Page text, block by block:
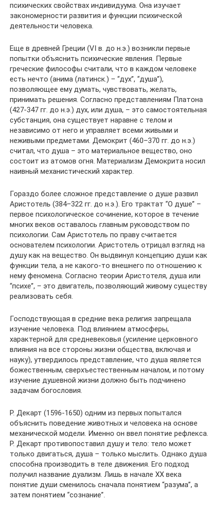
психических свойствах индивидуума. Она изучает
закономерности развития и функции психической
деятельности человека.
Еще в древней Греции (VI в. до н.э.) возникли первые
попытки объяснить психические явления. Первые
греческие философы считали, что в каждом человеке
есть нечто (анима (латинск.) – “дух”, “душа”),
позволяющее ему думать, чувствовать, желать,
принимать решения. Согласно представлениям Платона
(427-347 гг. до н.э.) дух, или душа, – это самостоятельная
субстанция, она существует наравне с телом и
независимо от него и управляет всеми живыми и
неживыми предметами. Демокрит (460–370 гг. до н.э.)
считал, что душа – это материальное вещество, оно
состоит из атомов огня. Материализм Демокрита носил
наивный механистический характер.
Гораздо более сложное представление о душе развил
Аристотель (384–322 гг. до н.э.). Его трактат “О душе” –
первое психологическое сочинение, которое в течение
многих веков оставалось главным руководством по
психологии. Сам Аристотель по праву считается
основателем психологии. Аристотель отрицал взгляд на
душу как на вещество. Он выдвинул концепцию души как
функции тела, а не какого-то внешнего по отношению к
нему феномена. Согласно теории Аристотеля, душа или
“психе”, – это двигатель, позволяющий живому существу
реализовать себя.
Господствующая в средние века религия запрещала
изучение человека. Под влиянием атмосферы,
характерной для средневековья (усиление церковного
влияния на все стороны жизни общества, включая и
науку), утвердилось представление, что душа является
божественным, сверхъестественным началом, и потому
изучение душевной жизни должно быть подчинено
задачам богословия.
Р. Декарт (1596-1650) одним из первых попытался
объяснить поведение животных и человека на основе
механической модели. Именно он ввел понятие рефлекса.
Р. Декарт противопоставил душу и тело: тело может
только двигаться, душа – только мыслить. Однако душа
способна производить в теле движения. Его подход
получил название дуализм. Лишь в начале ХХ века
понятие души сменилось сначала понятием “разума”, а
затем понятием “сознание”.